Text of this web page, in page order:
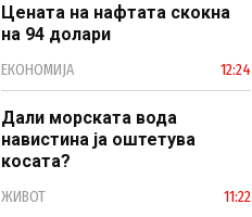
Цената на нафтата скокна
на 94 долари
ЕКОНОМИЈА 12:24
Дали морската вода
навистина ја оштетува
косата?
ЖИВОТ 11:22